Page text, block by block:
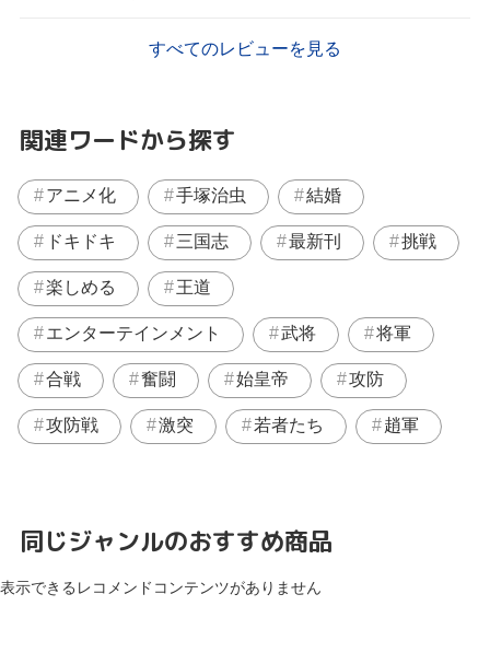
すべてのレビューを見る
関連ワードから探す
アニメ化 手塚治虫 結婚
ドキドキ 三国志 最新刊 挑戦
楽しめる 王道
エンターテインメント 武将 将軍
合戦 奮闘 始皇帝 攻防
攻防戦 激突 若者たち 趙軍
同じジャンルのおすすめ商品
表示できるレコメンドコンテンツがありません